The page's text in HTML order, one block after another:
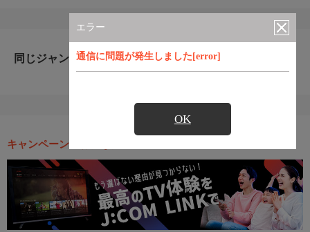
エラー
通信に問題が発生しました[error]
OK
同じジャンルのおすすめ番組
キャンペーン・お得な情報